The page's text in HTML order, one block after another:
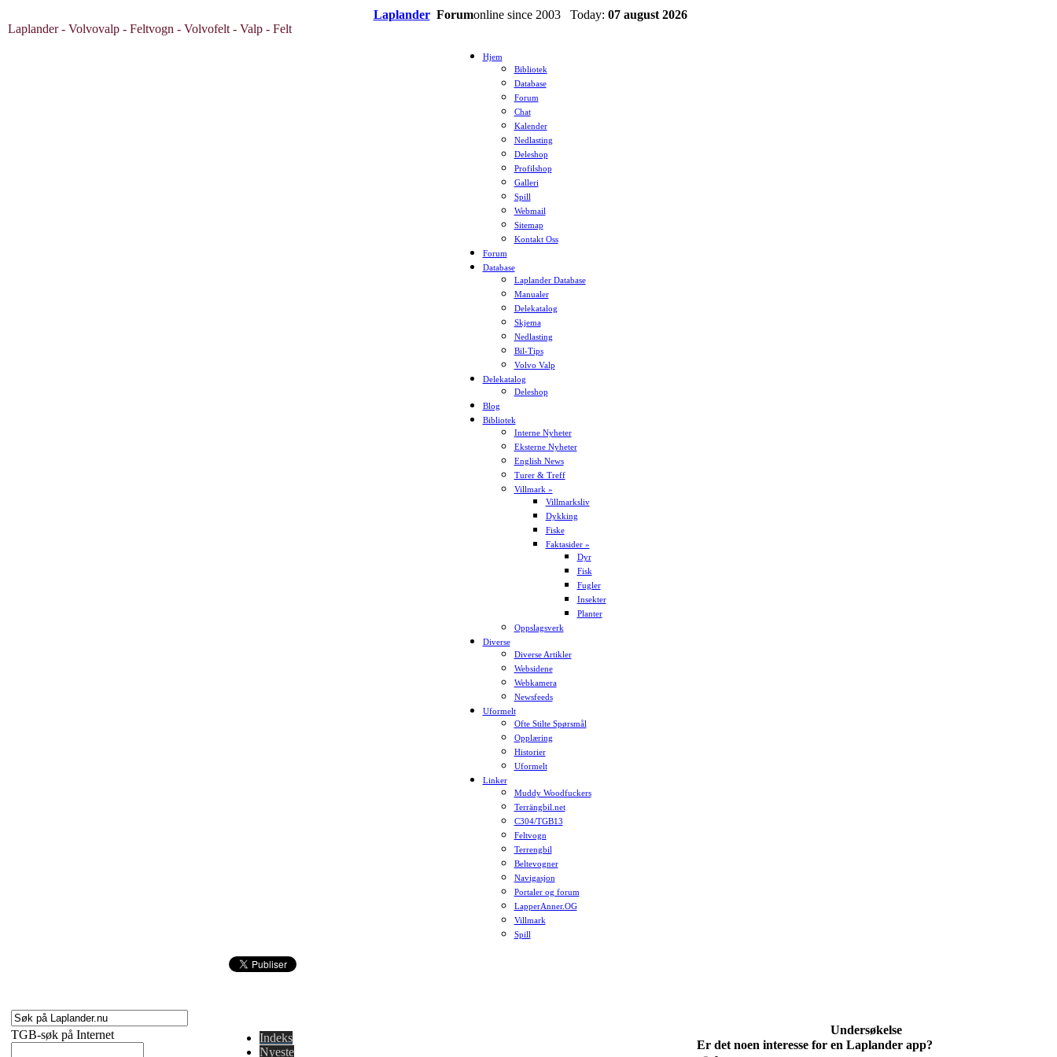
Laplander Forumonline since 2003 Today: 07 august 2026
Laplander - Volvovalp - Feltvogn - Volvofelt - Valp - Felt
Hjem
Bibliotek
Database
Forum
Chat
Kalender
Nedlasting
Deleshop
Profilshop
Galleri
Spill
Webmail
Sitemap
Kontakt Oss
Forum
Database
Laplander Database
Manualer
Delekatalog
Skjema
Nedlasting
Bil-Tips
Volvo Valp
Delekatalog
Deleshop
Blog
Bibliotek
Interne Nyheter
Eksterne Nyheter
English News
Turer & Treff
Villmark »
Villmarksliv
Dykking
Fiske
Faktasider »
Dyr
Fisk
Fugler
Insekter
Planter
Oppslagsverk
Diverse
Diverse Artikler
Websidene
Webkamera
Newsfeeds
Uformelt
Ofte Stilte Spørsmål
Opplæring
Historier
Uformelt
Linker
Muddy Woodfuckers
Terrängbil.net
C304/TGB13
Feltvogn
Terrengbil
Beltevogner
Navigasjon
Portaler og forum
LapperAnner.OG
Villmark
Spill
TGB-søk på Internet
Indeks
Nyeste
Undersøkelse
Er det noen interesse for en Laplander app?